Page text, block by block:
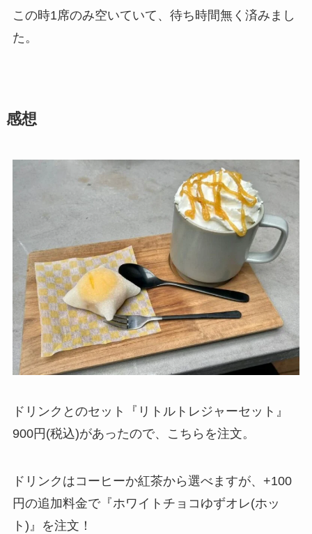
この時1席のみ空いていて、待ち時間無く済みまし
た。
感想
ドリンクとのセット『リトルトレジャーセット』
900円(税込)があったので、こちらを注文。
ドリンクはコーヒーか紅茶から選べますが、+100
円の追加料金で『ホワイトチョコゆずオレ(ホッ
ト)』を注文！